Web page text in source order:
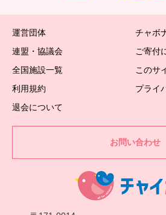
運営団体
チャボ
連盟・協議会
ご寄付
全国施設一覧
このサ
利用規約
プライ
退会について
お問い合わせ